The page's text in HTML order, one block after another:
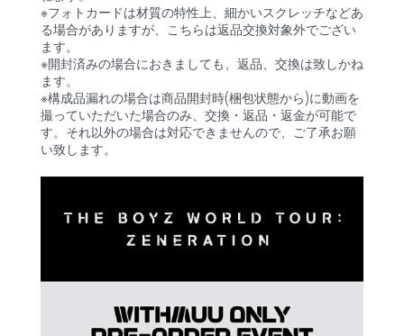
※フォトカードは材質の特性上、細かいスクレッチなどあ
る場合がありますが、こちらは返品交換対象外でござい
ます。
※開封済みの場合におきましても、返品、交換は致しかね
ます。
※構成品漏れの場合は商品開封時(梱包状態から)に動画を
撮っていただいた場合のみ、交換・返品・返金が可能で
す。それ以外の場合は対応できませんので、ご了承お願
い致します。